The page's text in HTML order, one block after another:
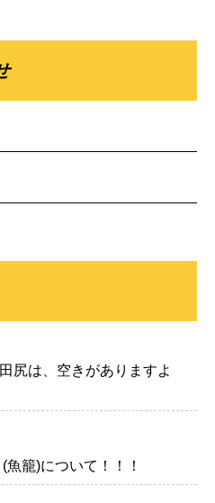
尻は、空きがありますよ
魚籠)について！！！